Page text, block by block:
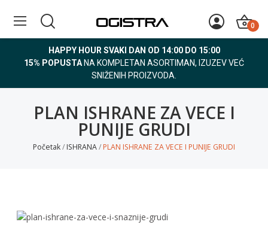
0
HAPPY HOUR SVAKI DAN OD 14:00 DO 15:00
15% POPUSTA NA KOMPLETAN ASORTIMAN, IZUZEV VEĆ
SNIŽENIH PROIZVODA.
PLAN ISHRANE ZA VECE I
PUNIJE GRUDI
Početak ISHRANA PLAN ISHRANE ZA VECE I PUNIJE GRUDI